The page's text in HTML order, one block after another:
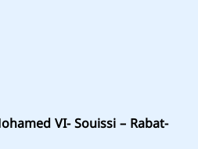
VI- Souissi – Rabat-